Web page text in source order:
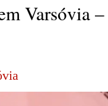
Varsóvia